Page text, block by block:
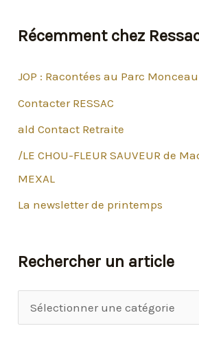
Récemment chez
JOP : Racontées au Parc Monceau
Contacter RESSAC
ald Contact Retraite
/LE CHOU-FLEUR SAUVEUR de
MEXAL
La newsletter de printemps
Rechercher un article
e